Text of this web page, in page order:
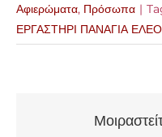
Αφιερώματα, Πρόσωπα |
ΕΡΓΑΣΤΗΡΙ ΠΑΝΑΓΙΑ